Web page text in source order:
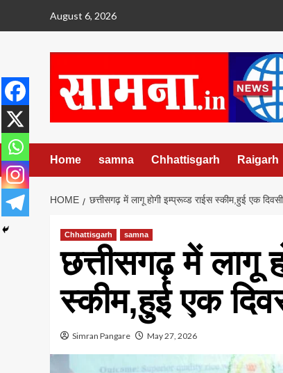
August 6, 2026
Home samna Chhattisgarh Raigarh
HOME छत्तीसगढ़ में लागू होगी इम्प्रूव्ड राईस स्कीम,हुई एक
Chhattisgarh samna
छत्तीसगढ़ में लागू
स्कीम,हुई एक
Simran Pangare May 27, 2026